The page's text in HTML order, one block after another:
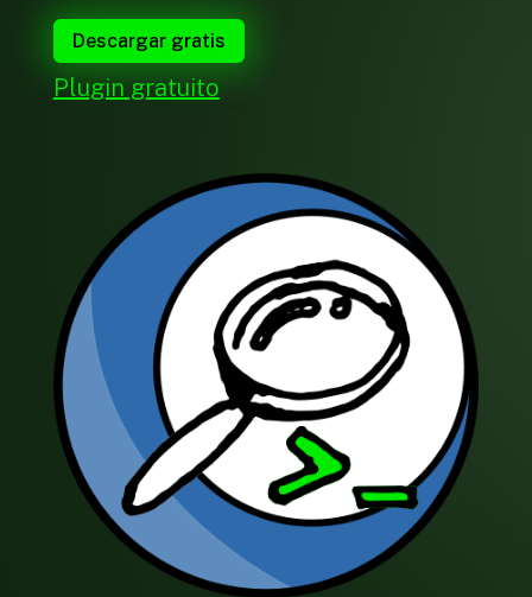
Descargar gratis
Plugin gratuito